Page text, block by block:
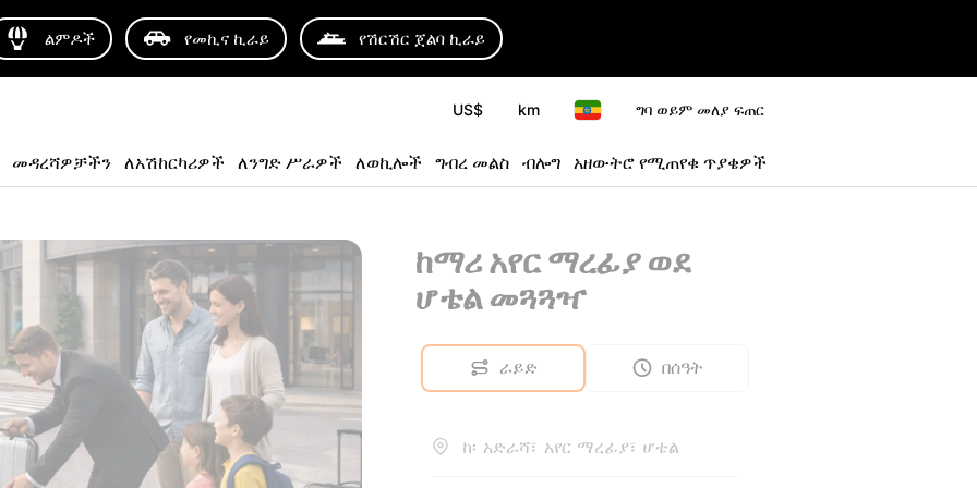
ልምዶች የመኪና ኪራይ የሽርሽር ጀልባ ኪራይ
US$ km ግባ ወይም መለያ ፍጠር
መዳረሻዎቻችን ለአሽከርካሪዎች ለንግድ ሥራዎች ለወኪሎች ግብረ መልስ ብሎግ አዘውትሮ የሚጠየቁ ጥያቄዎች
ከማሪ አየር ማረፊያ ወደ
ሆቴል መጓጓዣ
ራይድ በሰዓት
ከ፡ አድራሻ፣ አየር ማረፊያ፣ ሆቴል